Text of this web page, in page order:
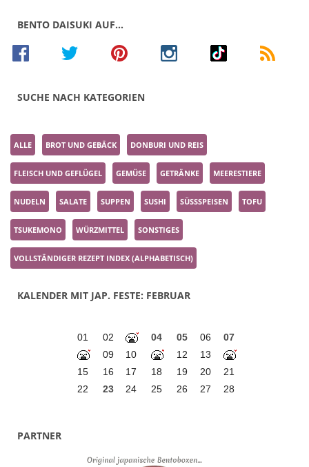
BENTO DAISUKI AUF…
SUCHE NACH KATEGORIEN
ALLE BROT UND GEBÄCK DONBURI UND REIS
FLEISCH UND GEFLÜGEL GEMÜSE GETRÄNKE MEERESTIERE
NUDELN SALATE SUPPEN SUSHI SÜSSSPEISEN TOFU
TSUKEMONO WÜRZMITTEL SONSTIGES
VOLLSTÄNDIGER REZEPT INDEX (ALPHABETISCH)
KALENDER MIT JAP. FESTE: FEBRUAR
01 02 04 05 06
07
09
10 12
13
15
16 17 18 19 20
21
22
23 24 25 26 27 28
PARTNER